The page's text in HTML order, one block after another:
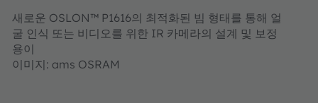
새로운 OSLON™ P1616의 최적화된 빔 형태를 통해 얼
굴 인식 또는 비디오를 위한 IR 카메라의 설계 및 보정
용이
이미지: ams OSRAM